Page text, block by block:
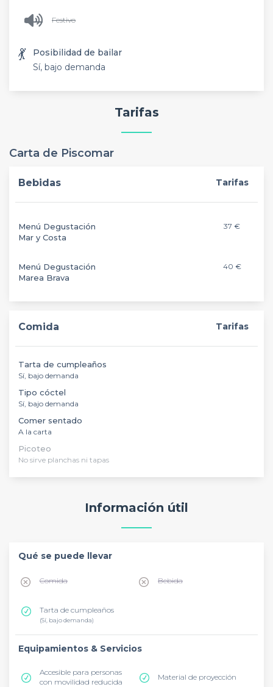
Festivo
💃
Posibilidad de bailar
Sí, bajo demanda
Tarifas
Carta de Piscomar
Bebidas Tarifas
Menú Degustación
Mar y Costa
37 €
Menú Degustación
Marea Brava
40 €
Comida Tarifas
Tarta de cumpleaños
Sí, bajo demanda
Tipo cóctel
Sí, bajo demanda
Comer sentado
A la carta
Picoteo
No sirve planchas ni tapas
Información útil
Qué se puede llevar
Comida Bebida
Tarta de cumpleaños
(Sí, bajo demanda)
Equipamientos & Servicios
Accesible para personas
con movilidad reducida
Material de proyección